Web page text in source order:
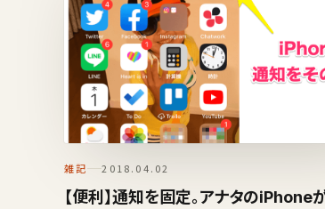
雑記 2018.04.02
【便利】通知を固定。アナタのiPhone